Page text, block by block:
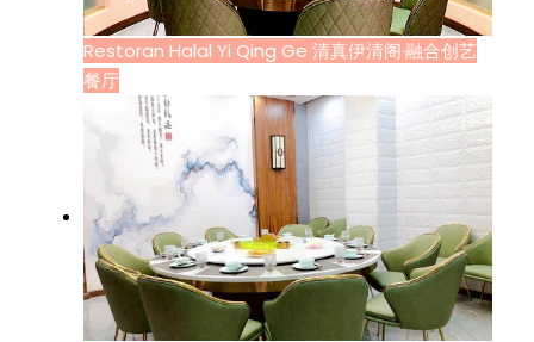
Restoran Halal Yi Qing Ge 清真伊清阁·融合创艺
餐厅